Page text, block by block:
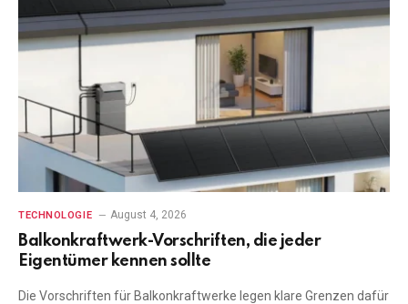
TECHNOLOGIE August 4, 2026
Balkonkraftwerk-Vorschriften, die jeder
Eigentümer kennen sollte
Die Vorschriften für Balkonkraftwerke legen klare Grenzen dafür